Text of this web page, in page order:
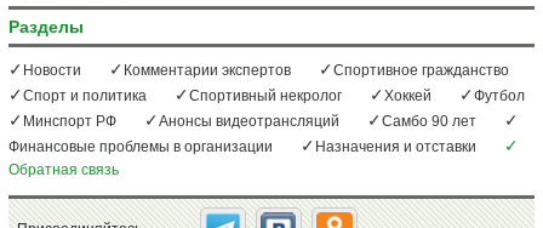
Разделы
Новости Комментарии экспертов
Спортивное гражданство
Спорт и политика
Спортивный некролог Хоккей
Футбол
Минспорт РФ
Анонсы видеотрансляций
Самбо 90 лет
Финансовые проблемы в организации
Назначения и отставки
Обратная связь